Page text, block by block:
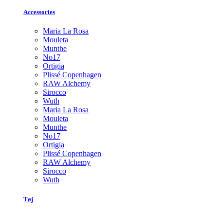
Accessories
Maria La Rosa
Mouleta
Munthe
No17
Ortigia
Plissé Copenhagen
RAW Alchemy
Sirocco
Wuth
Maria La Rosa
Mouleta
Munthe
No17
Ortigia
Plissé Copenhagen
RAW Alchemy
Sirocco
Wuth
Tøj